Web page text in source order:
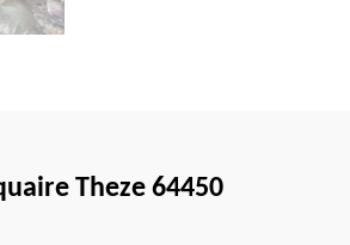
Theze 64450